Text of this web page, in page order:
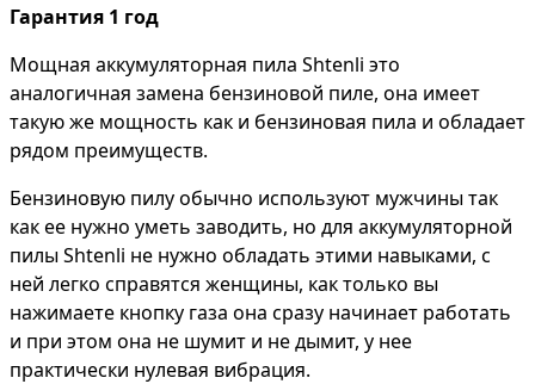
Гарантия 1 год
Мощная аккумуляторная пила Shtenli это
аналогичная замена бензиновой пиле, она имеет
такую же мощность как и бензиновая пила и обладает
рядом преимуществ.
Бензиновую пилу обычно используют мужчины так
как ее нужно уметь заводить, но для аккумуляторной
пилы Shtenli не нужно обладать этими навыками, с
ней легко справятся женщины, как только вы
нажимаете кнопку газа она сразу начинает работать
и при этом она не шумит и не дымит, у нее
практически нулевая вибрация.